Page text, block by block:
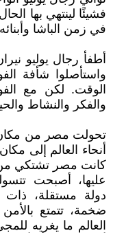
فشيئًا لينتهي بها
في زمن الباشا
أطفأ رجال يوليو
واستأصلوا شأفة
الوقت. لكن مع
والفكر والنشاط
تحولت مصر من
أنحاء العالم إلى
كانت مصر تشتكي من
عليها، أصبحت
دولة مستقلة، ذات
ضخمة، تتمتع
العالم ما يغريه